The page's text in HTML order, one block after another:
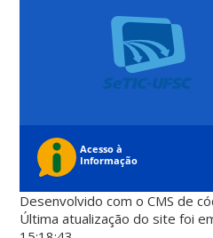
Desenvolvido com o CMS de
Última atualização do site foi